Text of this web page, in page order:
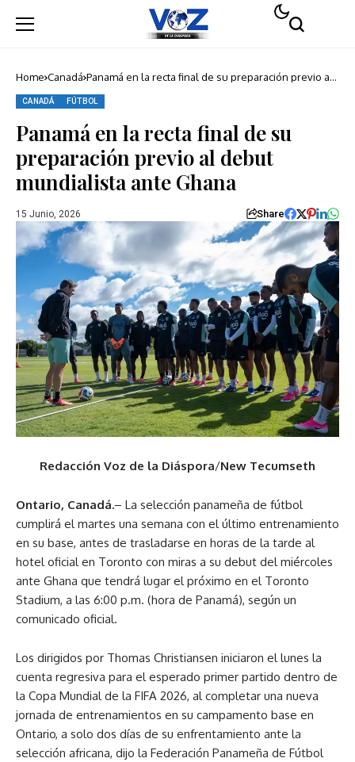
Home Canadá Panamá en la recta final de su preparación previo al
CANADÁ FÚTBOL
Panamá en la recta final de su
preparación previo al debut
mundialista ante Ghana
15 Junio, 2026 Share
Redacción Voz de la Diáspora/New Tecumseth
Ontario, Canadá.– La selección panameña de fútbol
cumplirá el martes una semana con el último entrenamiento
en su base, antes de trasladarse en horas de la tarde al
hotel oficial en Toronto con miras a su debut del miércoles
ante Ghana que tendrá lugar el próximo en el Toronto
Stadium, a las 6:00 p.m. (hora de Panamá), según un
comunicado oficial.
Los dirigidos por Thomas Christiansen iniciaron el lunes la
cuenta regresiva para el esperado primer partido dentro de
la Copa Mundial de la FIFA 2026, al completar una nueva
jornada de entrenamientos en su campamento base en
Ontario, a solo dos días de su enfrentamiento ante la
selección africana, dijo la Federación Panameña de Fútbol